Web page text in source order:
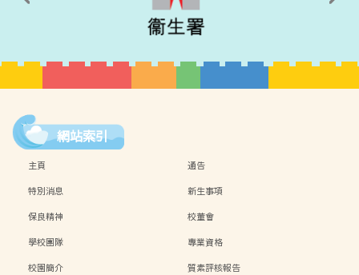
網站索引
主頁
通告
特別消息
新生事項
保良精神
校董會
學校團隊
專業資格
校園簡介
質素評核報告